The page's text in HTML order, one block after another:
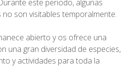
este periodo, algunas
son visitables temporalmente.
abierto y os ofrece una
una gran diversidad de especies,
y actividades para toda la